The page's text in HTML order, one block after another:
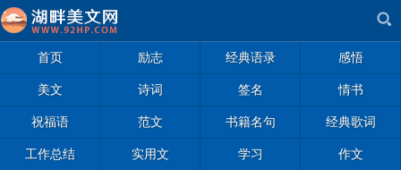
首页 励志 经典语录 感悟
美文 诗词 签名 情书
祝福语 范文 书籍名句 经典歌词
工作总结 实用文 学习 作文